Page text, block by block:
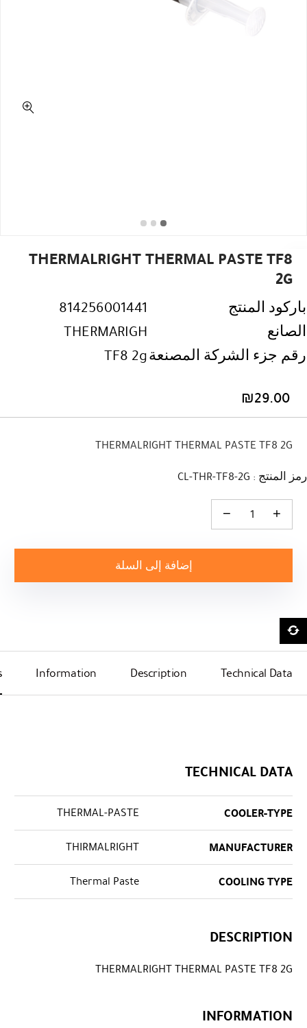
THERMALRIGHT THERMAL PASTE TF8
2G
باركود المنتج
814256001441
الصانع
THERMARIGH
رقم جزء الشركة المصنعةTF8 2g
₪29.00
THERMALRIGHT THERMAL PASTE TF8 2G
رمز المنتج : CL-THR-TF8-2G
كمية THERMALRIGHT THERMAL PASTE TF8 2G
إضافة إلى السلة
Technical Data
Description
Information
TECHNICAL DATA
COOLER-TYPE
THERMAL-PASTE
MANUFACTURER
THIRMALRIGHT
COOLING TYPE
Thermal Paste
DESCRIPTION
THERMALRIGHT THERMAL PASTE TF8 2G
INFORMATION